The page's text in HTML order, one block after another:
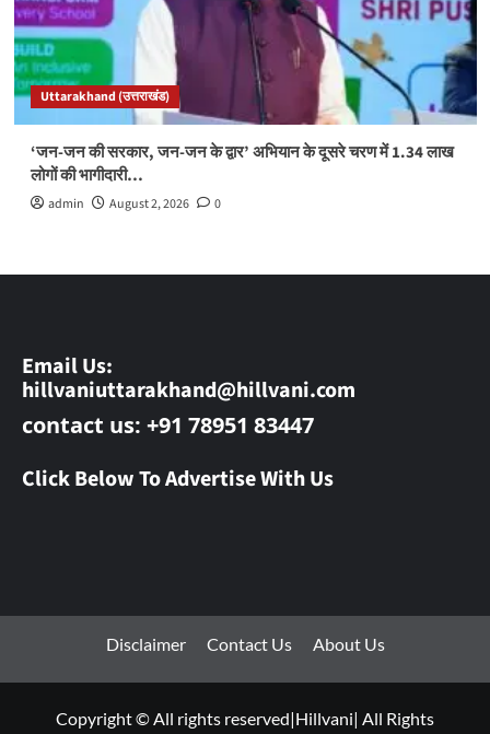
Uttarakhand (उत्तराखंड)
‘जन-जन की सरकार, जन-जन के द्वार’ अभियान के दूसरे चरण में 1.34 लाख
लोगों की भागीदारी…
admin August 2, 2026 0
Email Us:
hillvaniuttarakhand@hillvani.com
contact us: +91 78951 83447
Click Below To Advertise With Us
Disclaimer Contact Us About Us
Copyright © All rights reserved|Hillvani| All Rights